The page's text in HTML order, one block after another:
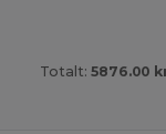
Totalt: 5876.00